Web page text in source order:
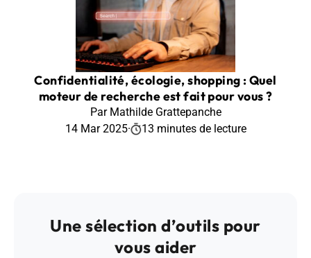
Confidentialité, écologie, shopping : Quel
moteur de recherche est fait pour vous ?
Par Mathilde Grattepanche
14 Mar 2025· 13 minutes de lecture
Une sélection d’outils pour
vous aider